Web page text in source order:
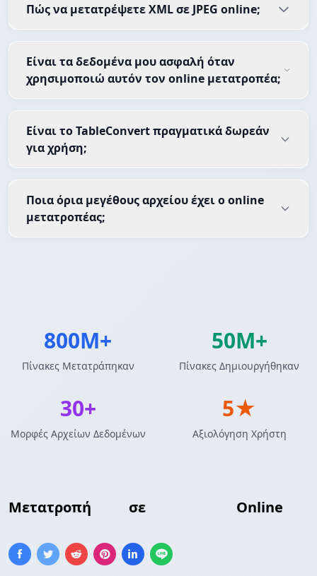
Μετατροπή σε Online
Πώς να μετατρέψετε XML σε JPEG online;
Είναι τα δεδομένα μου ασφαλή όταν
χρησιμοποιώ αυτόν τον online μετατροπέα;
Είναι το TableConvert πραγματικά δωρεάν
για χρήση;
Ποια όρια μεγέθους αρχείου έχει ο online
μετατροπέας;
800M+
Πίνακες Μετατράπηκαν
50M+
Πίνακες Δημιουργήθηκαν
30+
Μορφές Αρχείων Δεδομένων
5★
Αξιολόγηση Χρήστη